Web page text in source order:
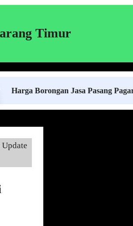
Timur
Borongan Jasa Pasang Pagar Las